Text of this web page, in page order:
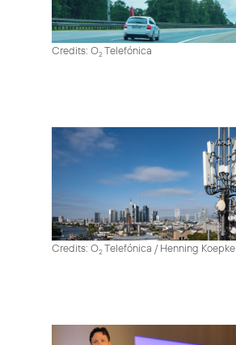
Credits: O2Telefónica
Credits: O2Telefónica / Henning Koepke